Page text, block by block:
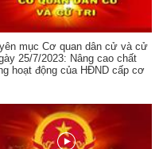
mục Cơ quan dân cử và cử
25/7/2023: Nâng cao chất
hoạt động của HĐND cấp cơ